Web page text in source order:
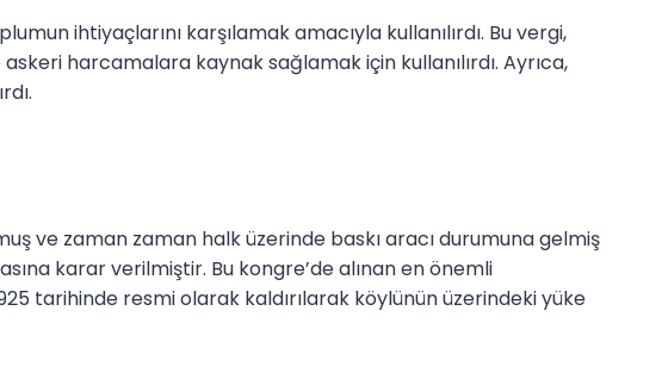
ihtiyaçlarını karşılamak amacıyla kullanılırdı. Bu vergi,
harcamalara kaynak sağlamak için kullanılırdı. Ayrıca,
ve zaman zaman halk üzerinde baskı aracı durumuna gelmiş
karar verilmiştir. Bu kongre’de alınan en önemli
tarihinde resmi olarak kaldırılarak köylünün üzerindeki yüke